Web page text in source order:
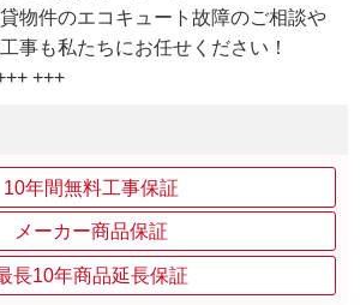
物件のエコキュート故障のご相談や
事も私たちにお任せください！
+++
10年間無料工事保証
メーカー商品保証
長10年商品延長保証